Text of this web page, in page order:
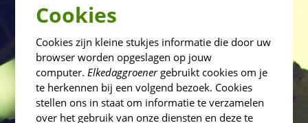
Cookies
Cookies zijn kleine stukjes informatie die door uw
browser worden opgeslagen op jouw
computer.Elkedaggroener gebruikt cookies om je
te herkennen bij een volgend bezoek. Cookies
stellen ons in staat om informatie te verzamelen
over het gebruik van onze diensten en deze te